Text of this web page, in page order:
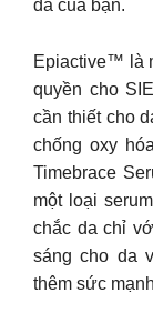
da của bạn.
Epiactive™ là
quyền cho
cần thiết cho
chống oxy
Timebrace
một loại
chắc da chỉ
sáng cho da
thêm sức